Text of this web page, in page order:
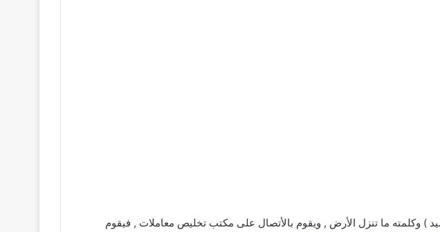
وكلمته ما تنزل الأرض , ويقوم بالأتصال على مكتب تخليص معاملات , فيقوم